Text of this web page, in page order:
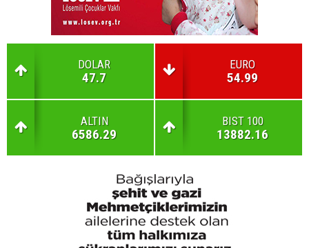
DOLAR
47.7
EURO
54.99
ALTIN
6586.29
BIST 100
13882.16